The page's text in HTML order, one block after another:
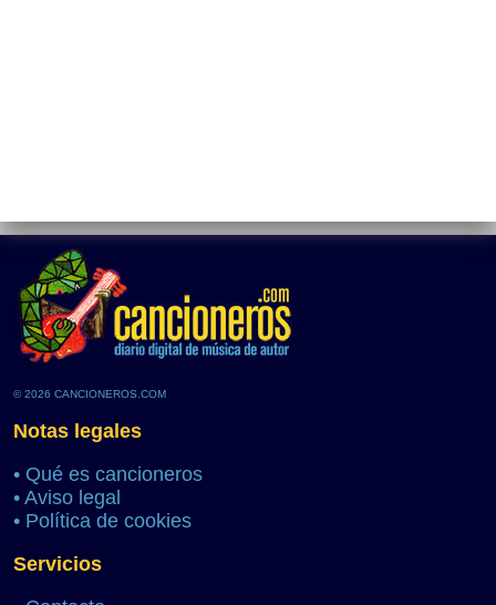
© 2026 CANCIONEROS.COM
Notas legales
• Qué es cancioneros
• Aviso legal
• Política de cookies
Servicios